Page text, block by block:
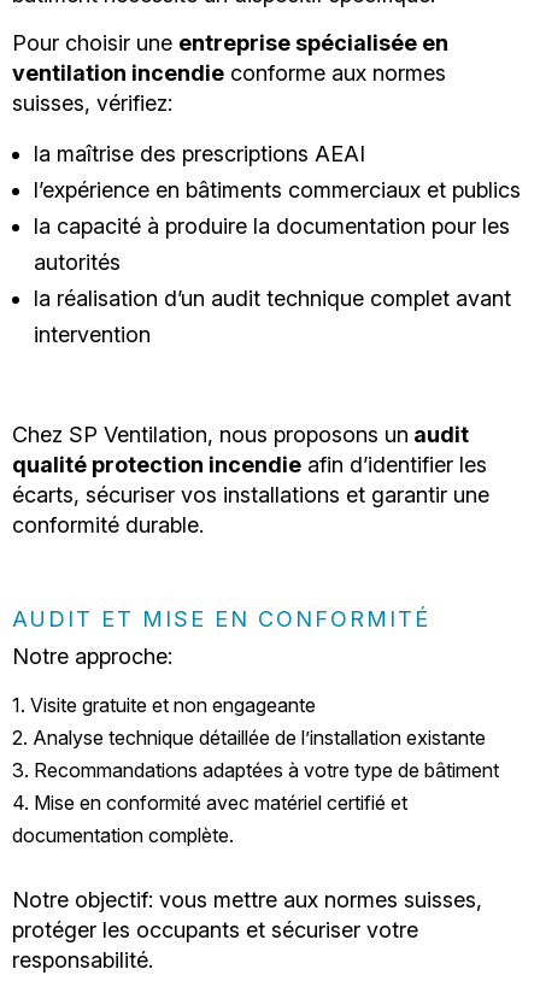
Pour choisir une entreprise spécialisée en
ventilation incendie conforme aux normes
suisses, vérifiez:
la maîtrise des prescriptions AEAI
l’expérience en bâtiments commerciaux et publics
la capacité à produire la documentation pour les
autorités
la réalisation d’un audit technique complet avant
intervention
Chez SP Ventilation, nous proposons un audit
qualité protection incendie afin d’identifier les
écarts, sécuriser vos installations et garantir une
conformité durable.
AUDIT ET MISE EN CONFORMITÉ
Notre approche:
1. Visite gratuite et non engageante
2. Analyse technique détaillée de l’installation existante
3. Recommandations adaptées à votre type de bâtiment
4. Mise en conformité avec matériel certifié et
documentation complète.
Notre objectif: vous mettre aux normes suisses,
protéger les occupants et sécuriser votre
responsabilité.